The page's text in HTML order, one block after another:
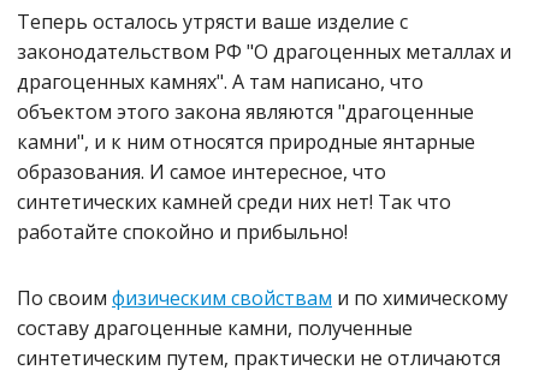
Теперь осталось утрясти ваше изделие с
законодательством РФ "О драгоценных металлах и
драгоценных камнях". А там написано, что
объектом этого закона являются "драгоценные
камни", и к ним относятся природные янтарные
образования. И самое интересное, что
синтетических камней среди них нет! Так что
работайте спокойно и прибыльно!
По своим физическим свойствам и по химическому
составу драгоценные камни, полученные
синтетическим путем, практически не отличаются